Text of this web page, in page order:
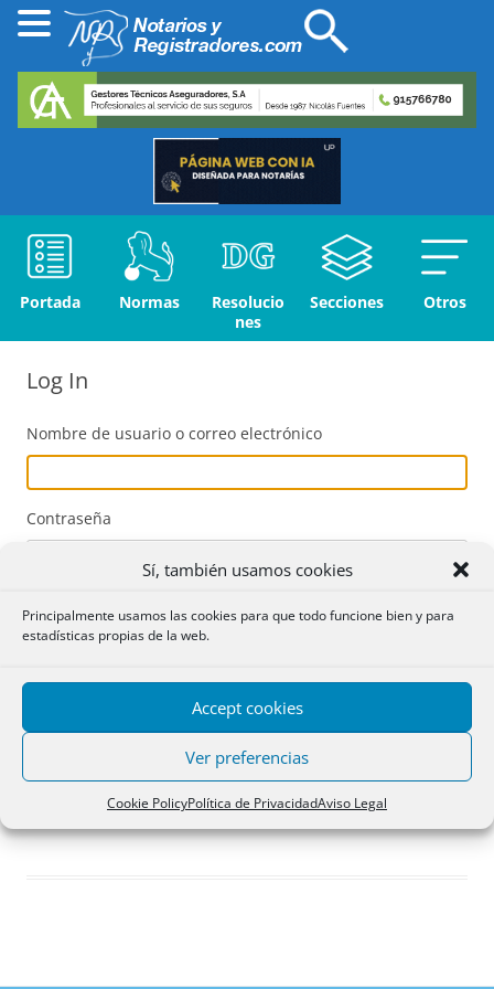
Sí, también usamos cookies
Principalmente usamos las cookies para que todo funcione bien y para
estadísticas propias de la web.
Accept cookies
Ver preferencias
Cookie PolicyPolítica de PrivacidadAviso Legal
Portada Normas
Resolucio
nes
Secciones Otros
Log In
Nombre de usuario o correo electrónico
Contraseña
Acceder
Registro
¿Has olvidado tu contraseña?